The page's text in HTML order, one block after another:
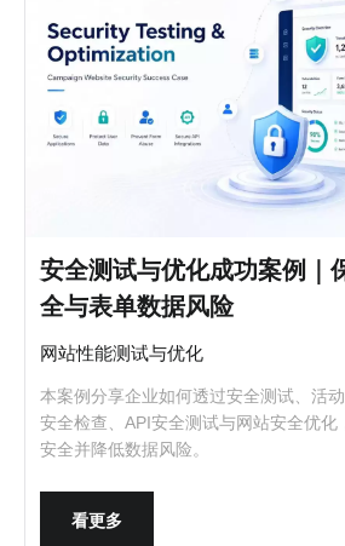
安全测试与优化成功案例｜
全与表单数据风险
网站性能测试与优化
本案例分享企业如何透过安全测试、活
安全检查、API安全测试与网站安全优化
安全并降低数据风险。
看更多